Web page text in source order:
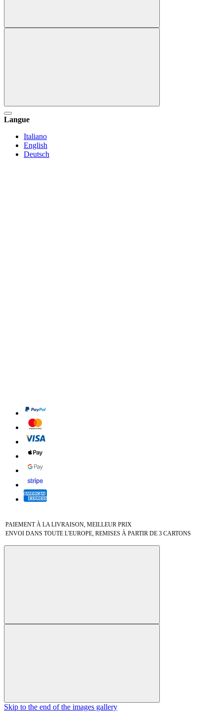
Langue
Italiano
English
Deutsch
PAIEMENT À LA LIVRAISON, MEILLEUR PRIX
ENVOI DANS TOUTE L'EUROPE, REMISES À PARTIR DE 3 CARTONS
Skip to the end of the images gallery